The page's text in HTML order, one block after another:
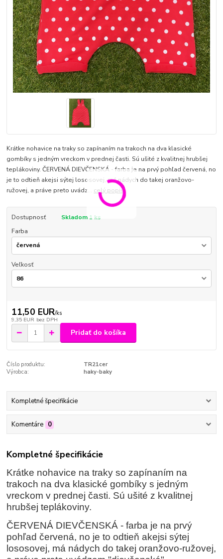
Krátke nohavice na traky so zapínaním na trakoch na dva klasické
gombíky s jedným vreckom v prednej časti. Sú ušité z kvalitnej hrubšej
teplákoviny. ČERVENÁ DIEVČENSKÁ - farba je na prvý pohľad červená, no
je to odtieň akejsi sýtej lososovej, má nádych do takej oranžovo-
ružovej, a práve preto uvádz... celý popis
Dostupnosť
Skladom 1 ks
Farba
Veľkosť
11,50 EUR/ks
9,35 EUR bez DPH
Pridať do košíka
Číslo produktu:
TR21cer
Výrobca:
haky-baky
Kompletné špecifikácie
Komentáre 0
Kompletné špecifikácie
Krátke nohavice na traky so zapínaním na
trakoch na dva klasické gombíky s jedným
vreckom v prednej časti. Sú ušité z kvalitnej
hrubšej teplákoviny.
ČERVENÁ DIEVČENSKÁ - farba je na prvý
pohľad červená, no je to odtieň akejsi sýtej
lososovej, má nádych do takej oranžovo-ružovej,